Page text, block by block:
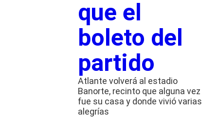
que el
boleto del
partido
Atlante volverá al estadio
Banorte, recinto que alguna vez
fue su casa y donde vivió varias
alegrías